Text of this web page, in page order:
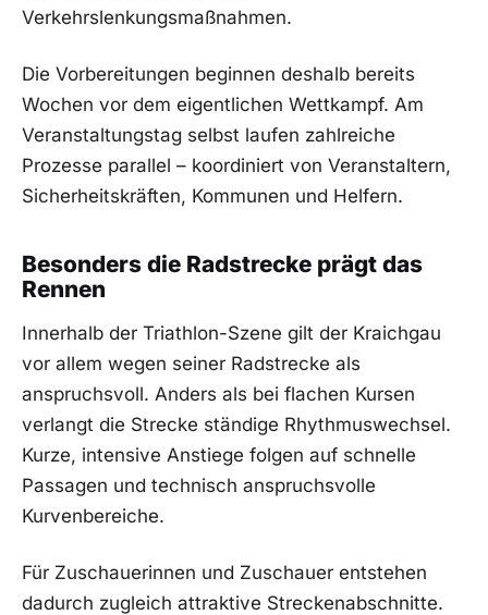
Verkehrslenkungsmaßnahmen.
Die Vorbereitungen beginnen deshalb bereits
Wochen vor dem eigentlichen Wettkampf. Am
Veranstaltungstag selbst laufen zahlreiche
Prozesse parallel – koordiniert von Veranstaltern,
Sicherheitskräften, Kommunen und Helfern.
Besonders die Radstrecke prägt das
Rennen
Innerhalb der Triathlon-Szene gilt der Kraichgau
vor allem wegen seiner Radstrecke als
anspruchsvoll. Anders als bei flachen Kursen
verlangt die Strecke ständige Rhythmuswechsel.
Kurze, intensive Anstiege folgen auf schnelle
Passagen und technisch anspruchsvolle
Kurvenbereiche.
Für Zuschauerinnen und Zuschauer entstehen
dadurch zugleich attraktive Streckenabschnitte.